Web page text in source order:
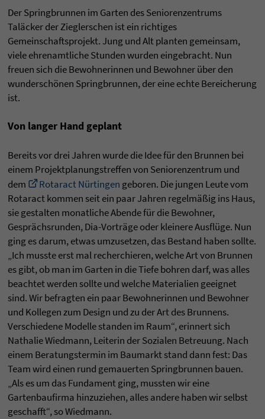
Der Springbrunnen im Garten des Seniorenzentrums
Taläcker der Zieglerschen ist ein richtiges
Gemeinschaftsprojekt. Jung und Alt planten gemeinsam,
viele ehrenamtliche Stunden wurden eingebracht. Nun
freuen sich die Bewohnerinnen und Bewohner über den
wunderschönen Springbrunnen, der eine echte Bereicherung
ist.
Von langer Hand geplant
Bereits vor drei Jahren wurde die Idee für den Brunnen bei
einem Projektplanungstreffen von Seniorenzentrum und
dem
Rotaract Nürtingen geboren. Die jungen Leute vom
Rotaract kommen seit ein paar Jahren regelmäßig ins Haus,
sie gestalten monatliche Abende für die Bewohner,
Gesprächsrunden, Dia-Vorträge oder kleinere Ausflüge. Nun
ging es darum, etwas umzusetzen, das Bestand haben sollte.
„Ich musste erst mal recherchieren, welche Art von Brunnen
es gibt, ob man im Garten in die Tiefe bohren darf, was alles
beachtet werden sollte und welche Materialien geeignet
sind. Wir befragten ein paar Bewohnerinnen und Bewohner
und Kollegen zum Design und zu der Art des Brunnens.
Verschiedene Modelle standen im Raum“, erinnert sich
Nathalie Wiedmann, Leiterin der Sozialen Betreuung. Nach
einem Beratungstermin im Baumarkt stand dann fest: Das
Team wird einen rund gemauerten Springbrunnen bauen.
„Als es um das Fundament ging, mussten wir eine
Gartenbaufirma hinzuziehen, alles andere haben wir selbst
geschafft“, so Wiedmann.